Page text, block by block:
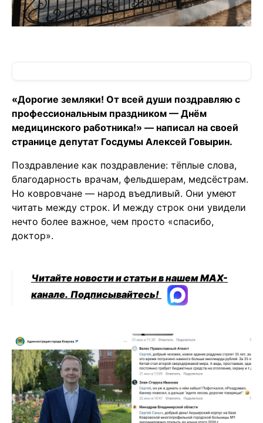
«Дорогие земляки! От всей души поздравляю с
профессиональным праздником — Днём
медицинского работника!» — написал на своей
странице депутат Госдумы Алексей Говырин.
Поздравление как поздравление: тёплые слова,
благодарность врачам, фельдшерам, медсёстрам.
Но ковровчане — народ въедливый. Они умеют
читать между строк. И между строк они увидели
нечто более важное, чем просто «спасибо,
доктор».
Читайте новости и статьи в нашем MAX-
канале. Подписывайтесь!